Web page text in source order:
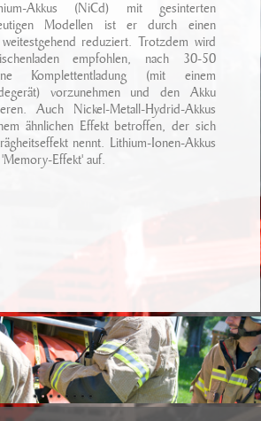
Akkus (NiCd) mit gesinterten
Modellen ist er durch einen
reduziert. Trotzdem wird
empfohlen, nach 30-50
Komplettentladung (mit einem
vorzunehmen und den Akku
Auch Nickel-Metall-Hydrid-Akkus
ähnlichen Effekt betroffen, der sich
nennt. Lithium-Ionen-Akkus
Effekt' auf.